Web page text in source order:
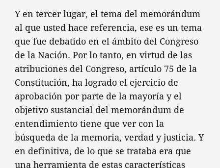
Y en tercer lugar, el tema del memorándum
al que usted hace referencia, ese es un tema
que fue debatido en el ámbito del Congreso
de la Nación. Por lo tanto, en virtud de las
atribuciones del Congreso, artículo 75 de la
Constitución, ha logrado el ejercicio de
aprobación por parte de la mayoría y el
objetivo sustancial del memorándum de
entendimiento tiene que ver con la
búsqueda de la memoria, verdad y justicia. Y
en definitiva, de lo que se trataba era que
una herramienta de estas características